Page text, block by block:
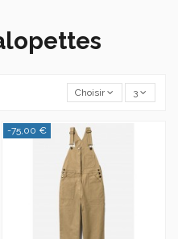
Choisir 3
-75,00 €